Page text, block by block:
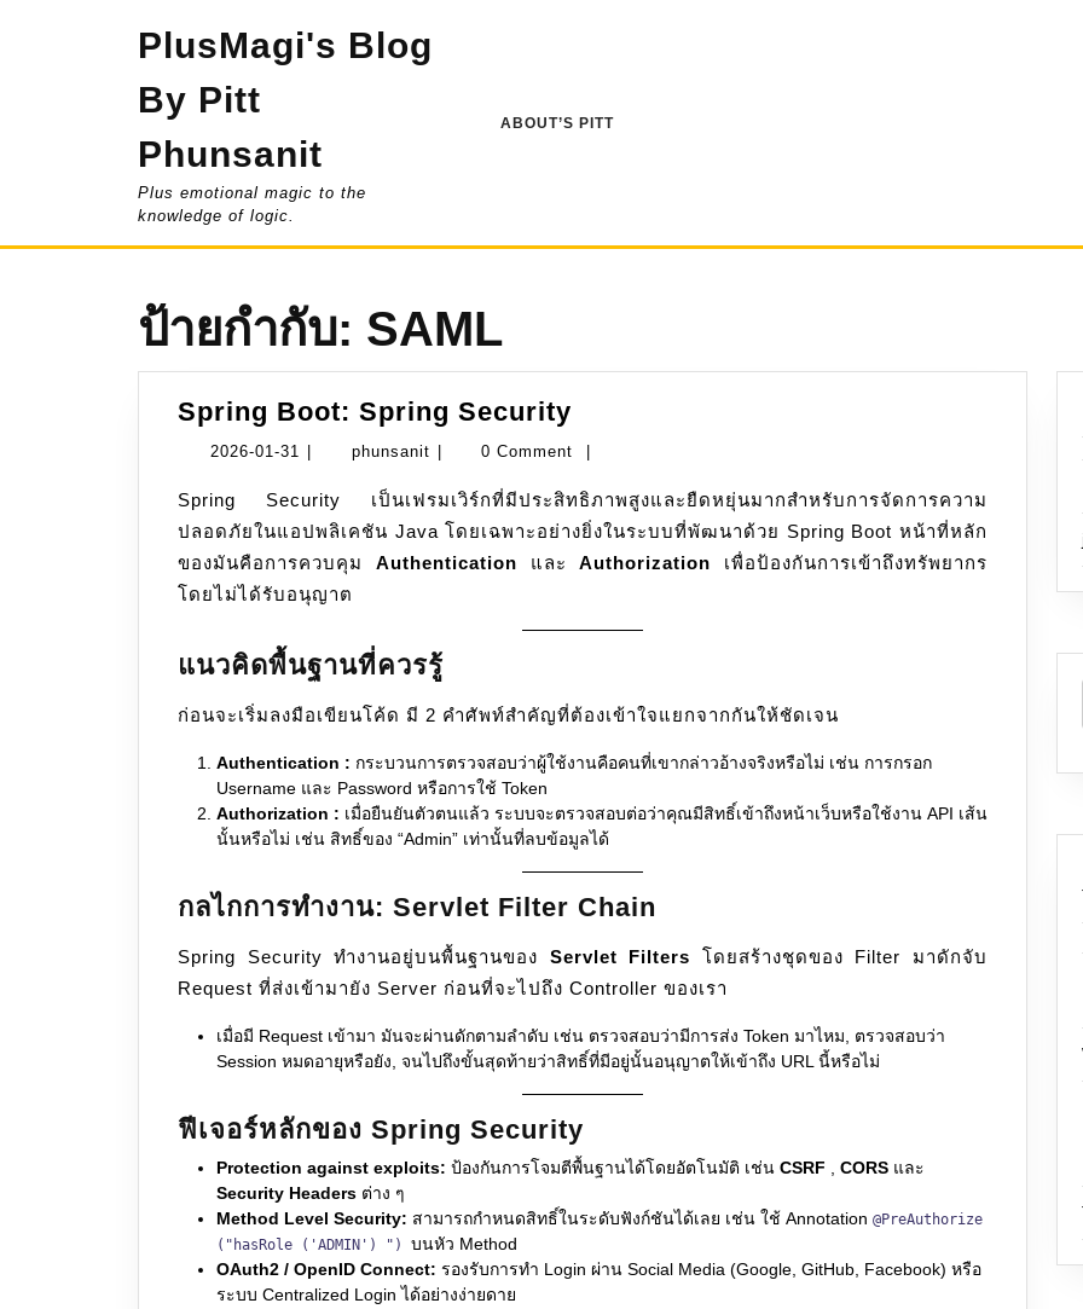
PlusMagi's Blog
By Pitt
Phunsanit
Plus emotional magic to the
knowledge of logic.
ABOUT’S PITT
ป้ายกำกับ: SAML
Spring Boot: Spring Security
Boot:
Security
2026-01-31 2026-
31
phunsanit phunsanit0 Comment
Spring Security เป็นเฟรมเวิร์กที่มีประสิทธิภาพสูงและยืดหยุ่นมากสำหรับการจัดการความ
ปลอดภัยในแอปพลิเคชัน Java โดยเฉพาะอย่างยิ่งในระบบที่พัฒนาด้วย Spring Boot หน้าที่หลัก
ของมันคือการควบคุม Authentication และAuthorization เพื่อป้องกันการเข้าถึงทรัพยากร
โดยไม่ได้รับอนุญาต
แนวคิดพื้นฐานที่ควรรู้
ก่อนจะเริ่มลงมือเขียนโค้ด มี 2 คำศัพท์สำคัญที่ต้องเข้าใจแยกจากกันให้ชัดเจน
Authentication : กระบวนการตรวจสอบว่าผู้ใช้งานคือคนที่เขากล่าวอ้างจริงหรือไม่ เช่น การกรอก
Username และ Password หรือการใช้ Token
Authorization : เมื่อยืนยันตัวตนแล้ว ระบบจะตรวจสอบต่อว่าคุณมีสิทธิ์เข้าถึงหน้าเว็บหรือใช้งาน API เส้น
นั้นหรือไม่ เช่น สิทธิ์ของ “Admin” เท่านั้นที่ลบข้อมูลได้
กลไกการทำงาน: Servlet Filter Chain
Spring Security ทำงานอยู่บนพื้นฐานของ Servlet Filters โดยสร้างชุดของ Filter มาดักจับ
Request ที่ส่งเข้ามายัง Server ก่อนที่จะไปถึง Controller ของเรา
เมื่อมี Request เข้ามา มันจะผ่านดักตามลำดับ เช่น ตรวจสอบว่ามีการส่ง Token มาไหม, ตรวจสอบว่า
Session หมดอายุหรือยัง, จนไปถึงขั้นสุดท้ายว่าสิทธิ์ที่มีอยู่นั้นอนุญาตให้เข้าถึง URL นี้หรือไม่
ฟีเจอร์หลักของ Spring Security
Protection against exploits: ป้องกันการโจมตีพื้นฐานได้โดยอัตโนมัติ เช่น CSRF CORS และ
Security Headers ต่าง ๆ
Method Level Security: สามารถกำหนดสิทธิ์ในระดับฟังก์ชันได้เลย เช่น ใช้ Annotation @PreAuthorize
("hasRole ('ADMIN') ") บนหัว Method
OAuth2 / OpenID Connect: รองรับการทำ Login ผ่าน Social Media (Google, GitHub, Facebook) หรือ
ระบบ Centralized Login ได้อย่างง่ายดาย